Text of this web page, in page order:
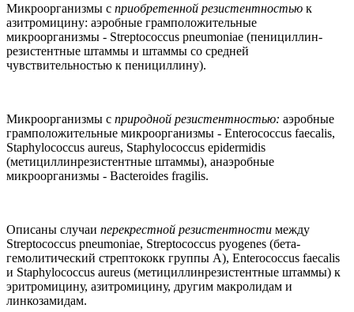
Микроорганизмы с приобретенной резистентностью к
азитромицину: аэробные грамположительные
микроорганизмы - Streptococcus pneumoniae (пенициллин-
резистентные штаммы и штаммы со средней
чувствительностью к пенициллину).
Микроорганизмы с природной резистентностью: аэробные
грамположительные микроорганизмы - Enterococcus faecalis,
Staphylococcus aureus, Staphylococcus epidermidis
(метициллинрезистентные штаммы), анаэробные
микроорганизмы - Bacteroides fragilis.
Описаны случаи перекрестной резистентности между
Streptococcus pneumoniae, Streptococcus pyogenes (бета-
гемолитический стрептококк группы A), Enterococcus faecalis
и Staphylococcus aureus (метициллинрезистентные штаммы) к
эритромицину, азитромицину, другим макролидам и
линкозамидам.